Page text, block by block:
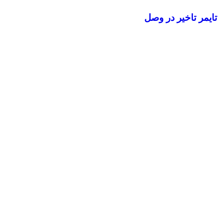
تایمر تاخیر در وصل